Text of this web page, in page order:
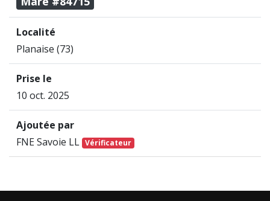
Localité
Planaise (73)
Prise le
10 oct. 2025
Ajoutée par
FNE Savoie LL Vérificateur